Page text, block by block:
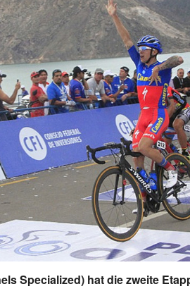
Specialized) hat die zweite